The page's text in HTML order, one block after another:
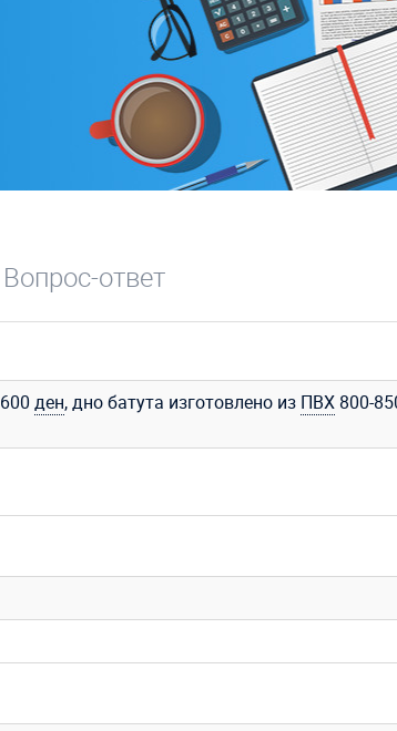
Вопрос-ответ
600 ден, дно батута изготовлено из ПВХ 800-